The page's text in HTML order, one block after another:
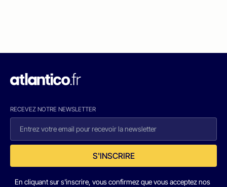
RECEVEZ NOTRE NEWSLETTER
S'INSCRIRE
En cliquant sur s'inscrire, vous confirmez que vous acceptez nos